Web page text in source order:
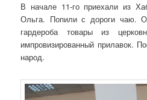
В начале 11-го приехали из
Ольга. Попили с дороги чаю.
гардероба товары из
импровизированный прилавок.
народ.